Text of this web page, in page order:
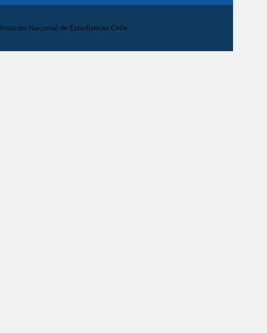
Instituto Nacional de Estadísticas Chile